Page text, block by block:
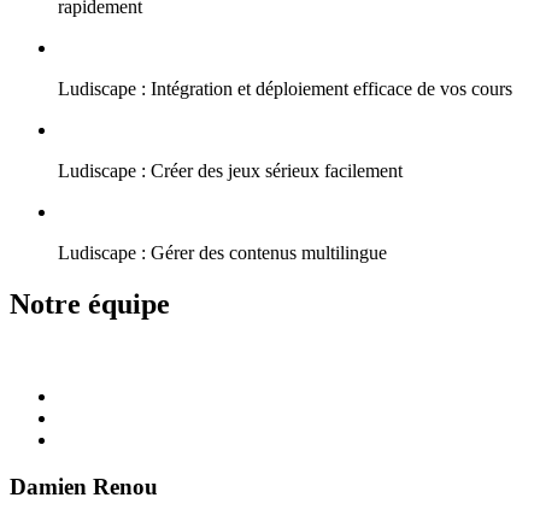
rapidement
Ludiscape : Intégration et déploiement efficace de vos cours
Ludiscape : Créer des jeux sérieux facilement
Ludiscape : Gérer des contenus multilingue
Notre équipe
Damien Renou